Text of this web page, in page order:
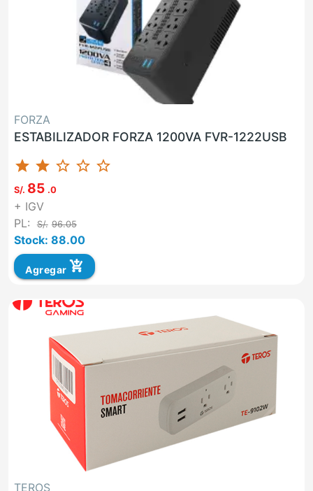
FORZA
ESTABILIZADOR FORZA 1200VA FVR-1222USB
star star star_border star_border star_border
S/. 85 .0
+ IGV
PL:
S/. 96.05
Stock: 88.00
Agregar add_shopping_cart
TEROS